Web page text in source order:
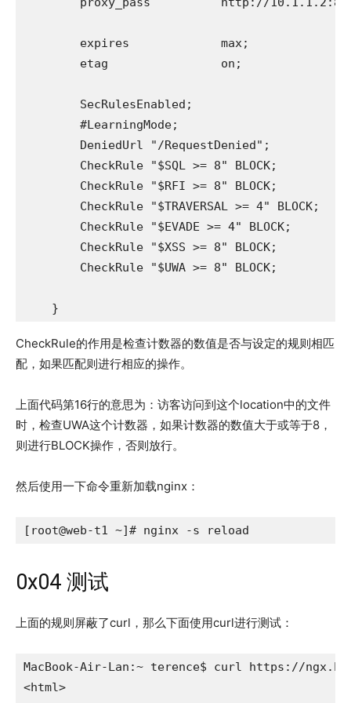
        expires             max;
        etag                on;
        SecRulesEnabled;
        #LearningMode;
        DeniedUrl "/RequestDenied";
        CheckRule "$SQL >= 8" BLOCK;
        CheckRule "$RFI >= 8" BLOCK;
        CheckRule "$TRAVERSAL >= 4" BLOCK;
        CheckRule "$EVADE >= 4" BLOCK;
        CheckRule "$XSS >= 8" BLOCK;
        CheckRule "$UWA >= 8" BLOCK;
    }
CheckRule的作用是检查计数器的数值是否与设定的规则相匹
配，如果匹配则进行相应的操作。
上面代码第16行的意思为：访客访问到这个location中的文件
时，检查UWA这个计数器，如果计数器的数值大于或等于8，
则进行BLOCK操作，否则放行。
然后使用一下命令重新加载nginx：
[root@web-t1 ~]# nginx -s reload
0x04 测试
上面的规则屏蔽了curl，那么下面使用curl进行测试：
MacBook-Air-Lan:~ terence$ curl https://ngx.hk
<html>